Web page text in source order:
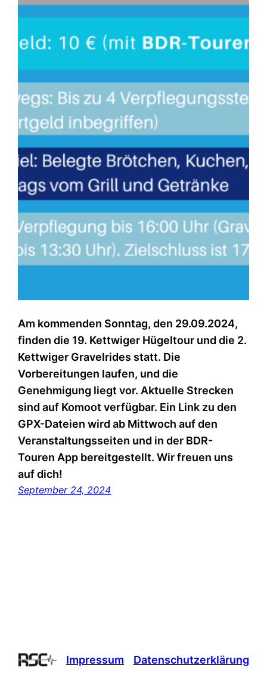
Am kommenden Sonntag, den 29.09.2024,
finden die 19. Kettwiger Hügeltour und die 2.
Kettwiger Gravelrides statt. Die
Vorbereitungen laufen, und die
Genehmigung liegt vor. Aktuelle Strecken
sind auf Komoot verfügbar. Ein Link zu den
GPX-Dateien wird ab Mittwoch auf den
Veranstaltungsseiten und in der BDR-
Touren App bereitgestellt. Wir freuen uns
auf dich!
September 24, 2024
Impressum Datenschutzerklärung